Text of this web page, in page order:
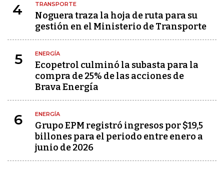
4 TRANSPORTE
Noguera traza la hoja de ruta para su
gestión en el Ministerio de Transporte
5 ENERGÍA
Ecopetrol culminó la subasta para la
compra de 25% de las acciones de
Brava Energía
6 ENERGÍA
Grupo EPM registró ingresos por $19,5
billones para el periodo entre enero a
junio de 2026